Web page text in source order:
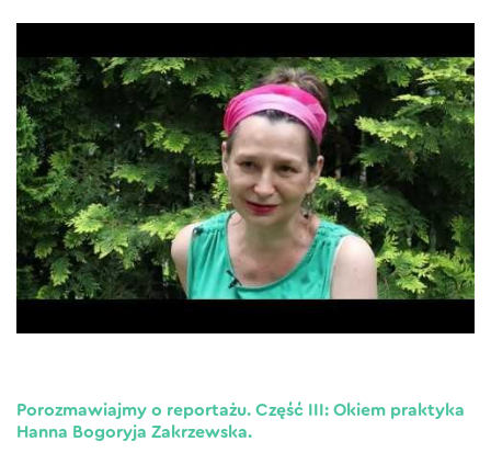
Porozmawiajmy o reportażu. Część III: Okiem praktyka
Hanna Bogoryja Zakrzewska.